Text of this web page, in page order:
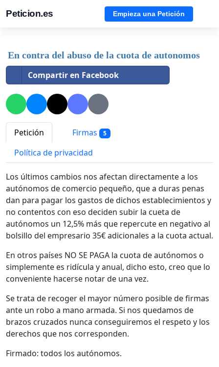
Peticion.es Empieza una Petición
En contra del abuso de la cuota de autonomos
Compartir en Facebook
Petición Firmas 5
Política de privacidad
Los últimos cambios nos afectan directamente a los
autónomos de comercio pequeño, que a duras penas
dan para pagar los gastos de dichos establecimientos y
no contentos con eso deciden subir la cueta de
autónomos un 12,5% más que repercute en negativo al
bolsillo del empresario 35€ adicionales a la cuota actual.
En otros países NO SE PAGA la cuota de autónomos o
simplemente es ridícula y anual, dicho esto, creo que lo
conveniente hacerse notar de una vez.
Se trata de recoger el mayor número posible de firmas
ante un robo a mano armada. Si nos quedamos de
brazos cruzados nunca conseguiremos el respeto y los
derechos que nos corresponden.
Firmado: todos los autónomos.